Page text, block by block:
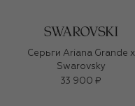
Серьги Ariana Grande x
Swarovsky
33 900 ₽